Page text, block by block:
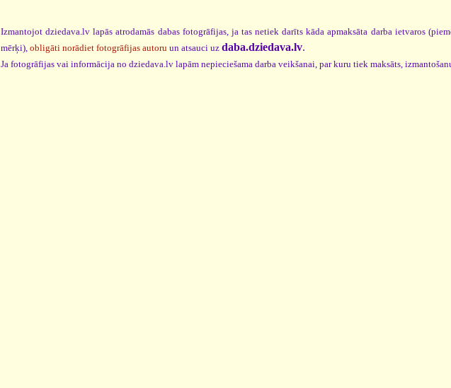
Izmantojot dziedava.lv lapās atrodamās dabas fotogrāfijas, ja tas netiek darīts kāda apmaksāta darba ietvaros
mērķi), obligāti norādiet fotogrāfijas autoru un atsauci uz daba.dziedava.lv.
Ja fotogrāfijas vai informācija no dziedava.lv lapām nepieciešama darba veikšanai, par kuru tiek maksāts,